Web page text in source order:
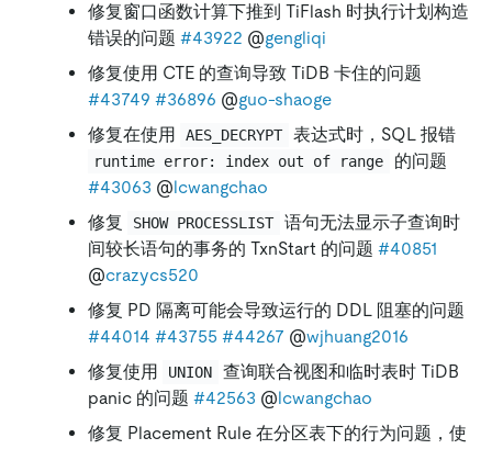
修复窗口函数计算下推到 TiFlash 时执行计划构造
错误的问题 #43922 @gengliqi
修复使用 CTE 的查询导致 TiDB 卡住的问题
#43749 #36896 @guo-shaoge
修复在使用
AES_DECRYPT 表达式时，SQL 报错
runtime error: index out of range
的问题
#43063 @lcwangchao
修复
SHOW PROCESSLIST 语句无法显示子查询时
间较长语句的事务的 TxnStart 的问题 #40851
@crazycs520
修复 PD 隔离可能会导致运行的 DDL 阻塞的问题
#44014 #43755 #44267 @wjhuang2016
修复使用
UNION
查询联合视图和临时表时 TiDB
panic 的问题 #42563 @lcwangchao
修复 Placement Rule 在分区表下的行为问题，使